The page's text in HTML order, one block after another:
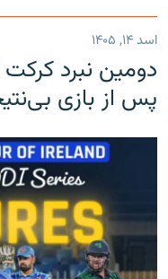
اسد ۱۴, ۱۴۰۵
دومین نبرد کرکت
پس از بازی